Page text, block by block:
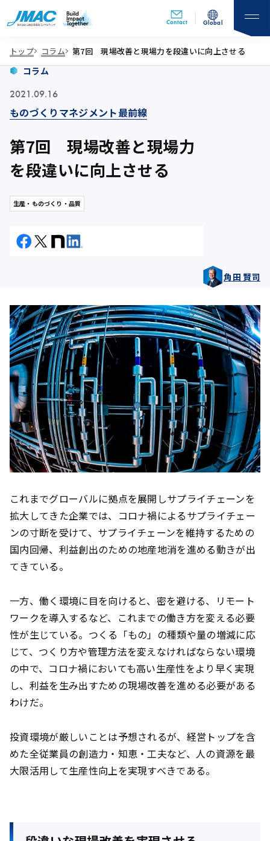
Contact Global
トップ コラム 第7回 現場改善と現場力を段違いに向上させる
第7回 現場改善と現場力
を段違いに向上させる
コラム
2021.09.16
ものづくりマネジメント最前線
角田 賢司
生産・ものづくり・品質
これまでグローバルに拠点を展開しサプライチェーンを
拡大してきた企業では、コロナ禍によるサプライチェー
ンの寸断を受けて、サプライチェーンを維持するための
国内回帰、利益創出のための地産地消を進める動きが出
てきている。
一方、働く環境に目を向けると、密を避ける、リモート
ワークを導入するなど、これまでの働き方を変える必要
性が生じている。つくる「もの」の種類や量の増減に応
じて、つくり方や管理方法を変えなければならない環境
の中で、コロナ禍においても高い生産性をより早く実現
し、利益を生み出すための現場改善を進める必要がある
わけだ。
投資環境が厳しいことは予想されるが、経営トップを含
めた全従業員の創造力・知恵・工夫など、人の資源を最
大限活用して生産性向上を実現すべきである。